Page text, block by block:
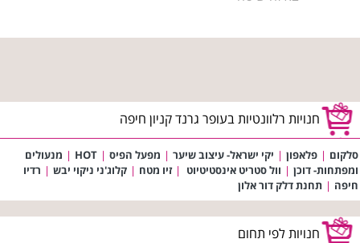
חנויות רלוונטיות בעופר גרנד קניון חיפה
סלקום | פלאפון | יקי ישראל- עיצוב שיער | מפעל הפיס |
HOT
| מנעולים
ומפתחות- דוכן | וול סטריט אינסטיטיוט | זיו מטח | קלוג'ני ניקוי יבש | רדיו
חיפה | תחנת דלק דור אלון
חנויות לפי תחום